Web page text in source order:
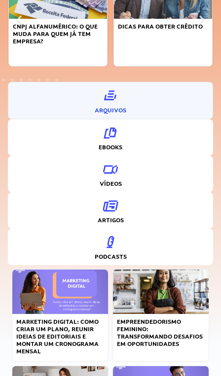
DICAS PARA OBTER CRÉDITO
FAÇA A DIFERENÇA: SEJA
ARQUIVOS
EBOOKS
VÍDEOS
ARTIGOS
PODCASTS
MARKETING DIGITAL: COMO
CRIAR UM PLANO, REUNIR
IDEIAS DE EDITORIAIS E
MONTAR UM CRONOGRAMA
MENSAL
EMPREENDEDORISMO
FEMININO:
TRANSFORMANDO DESAFIOS
EM OPORTUNIDADES